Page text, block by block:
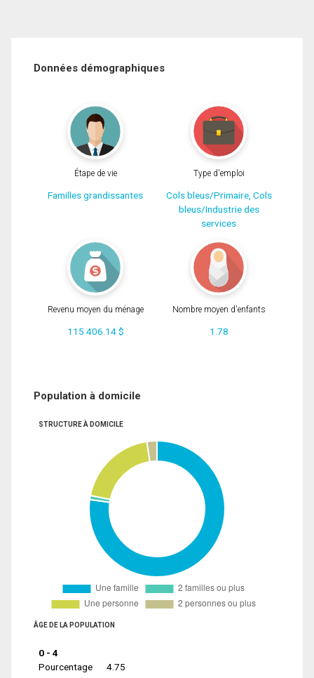
Données démographiques
Étape de vie
Familles grandissantes
Type d'emploi
Cols bleus/Primaire, Cols
bleus/Industrie des
services
Revenu moyen du ménage
115 406.14 $
Nombre moyen d'enfants
1.78
Population à domicile
STRUCTURE À DOMICILE
ÂGE DE LA POPULATION
0 - 4
Pourcentage
4.75